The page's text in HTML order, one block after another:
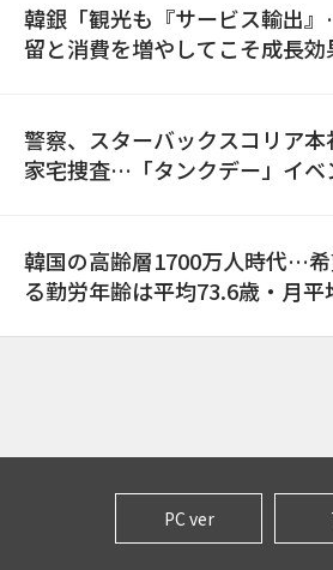
韓銀「観光も『サービス輸出
留と消費を増やしてこそ成長効
警察、スターバックスコリア本
家宅捜査…「タンクデー」イベ
韓国の高齢層1700万人時代…
る勤労年齢は平均73.6歳・月平
PC ver